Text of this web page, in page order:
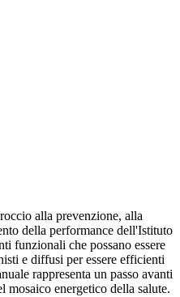
alla prevenzione, alla
della performance dell'Istituto
funzionali che possano essere
e diffusi per essere efficienti
rappresenta un passo avanti
mosaico energetico della salute.